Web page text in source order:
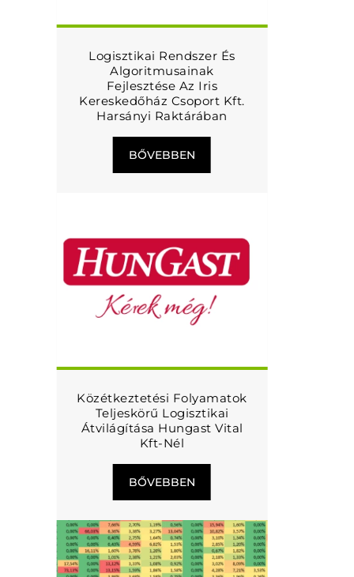
Logisztikai Rendszer És
Algoritmusainak
Fejlesztése Az Iris
Kereskedőház Csoport Kft.
Harsányi Raktárában
BŐVEBBEN
Közétkeztetési Folyamatok
Teljeskörű Logisztikai
Átvilágítása Hungast Vital
Kft-Nél
BŐVEBBEN